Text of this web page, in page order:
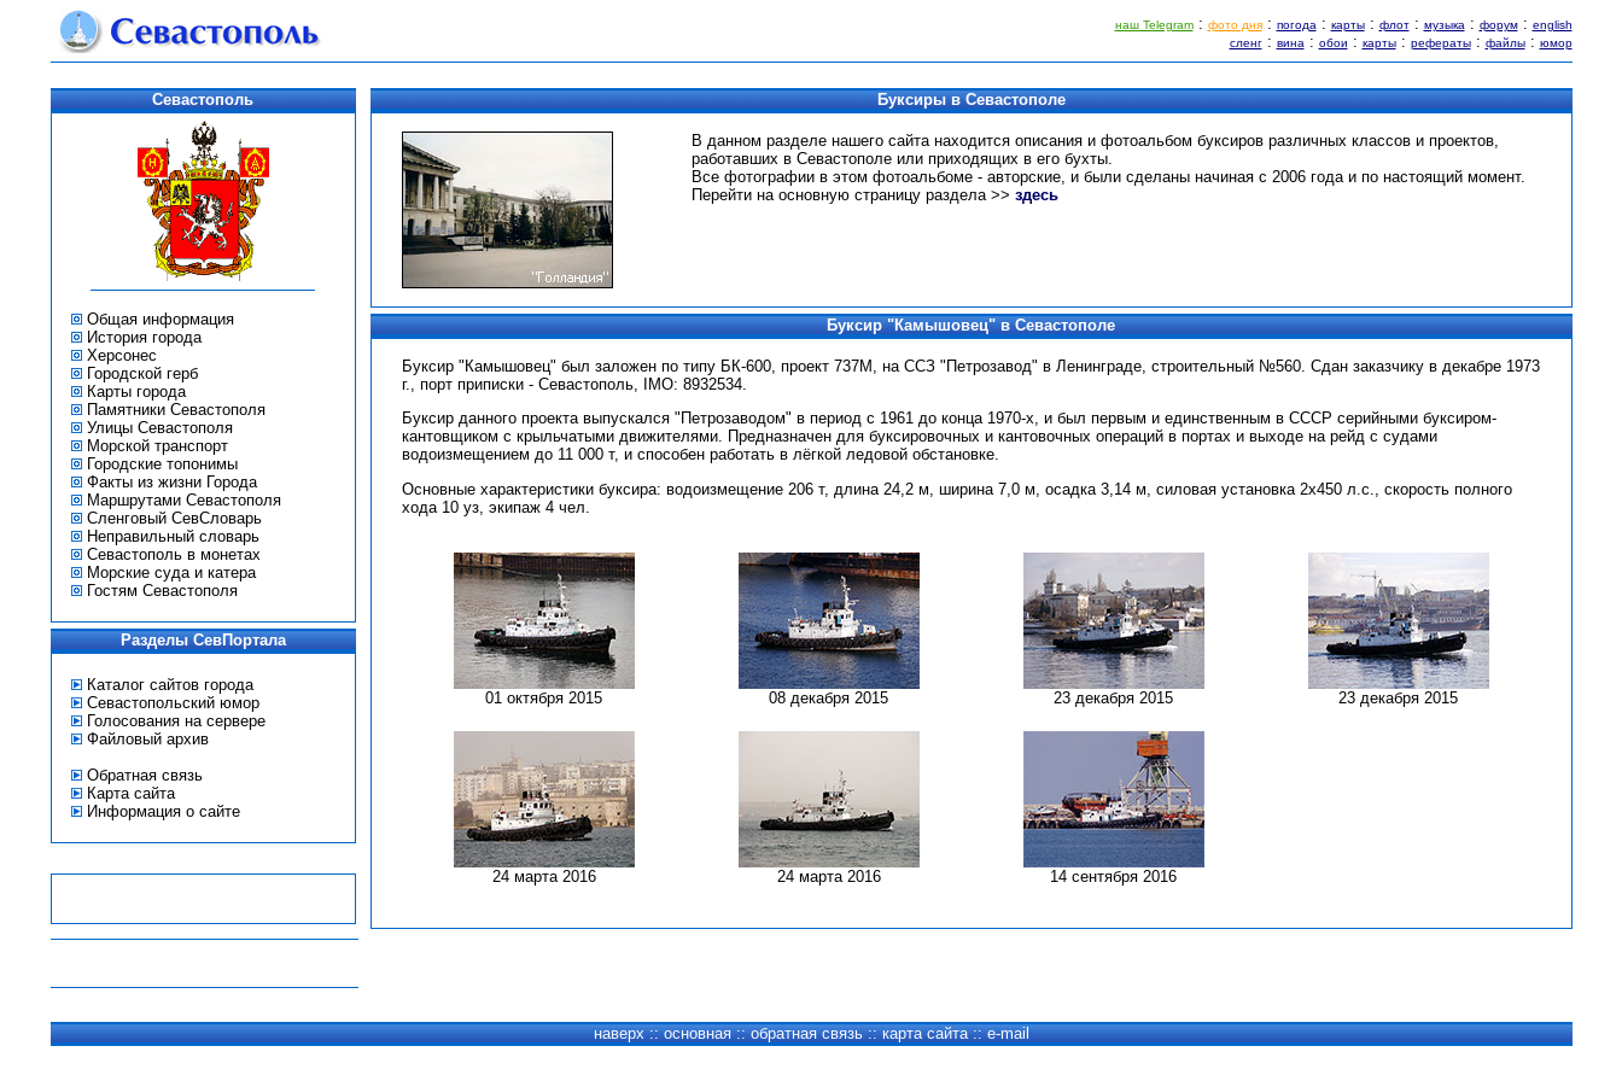
наш Telegram: фото дня: погода: карты: флот: музыка: форум: english
сленг: вина: обои : карты: рефераты: файлы: юмор
Севастополь
Общая информация
История города
Херсонес
Городской герб
Карты города
Памятники Севастополя
Улицы Севастополя
Морской транспорт
Городские топонимы
Факты из жизни Города
Маршрутами Севастополя
Сленговый СевСловарь
Неправильный словарь
Севастополь в монетах
Морские суда и катера
Гостям Севастополя
Разделы СевПортала
Каталог сайтов города
Севастопольский юмор
Голосования на сервере
Файловый архив
Обратная связь
Карта сайта
Информация о сайте
Буксиры в Севастополе
В данном разделе нашего сайта находится описания и фотоальбом буксиров различных классов и проектов,
работавших в Севастополе или приходящих в его бухты.
Все фотографии в этом фотоальбоме - авторские, и были сделаны начиная с 2006 года и по настоящий момент.
Перейти на основную страницу раздела >> здесь
Буксир"Камышовец" в Севастополе
Буксир "Камышовец" был заложен по типу БК-600, проект 737М, на ССЗ "Петрозавод" в Ленинграде, строительный №560. Сдан заказчику в декабре 1973
г., порт приписки - Севастополь, IMO: 8932534.
Буксир данного проекта выпускался "Петрозаводом" в период с 1961 до конца 1970-х, и был первым и единственным в СССР серийными буксиром-
кантовщиком с крыльчатыми движителями. Предназначен для буксировочных и кантовочных операций в портах и выходе на рейд с судами
водоизмещением до 11 000 т, и способен работать в лёгкой ледовой обстановке.
Основные характеристики буксира: водоизмещение 206 т, длина 24,2 м, ширина 7,0 м, осадка 3,14 м, силовая установка 2х450 л.с., скорость полного
хода 10 уз, экипаж 4 чел.
01 октября 2015 08 декабря 2015 23 декабря 2015 23 декабря 2015
24 марта 2016 24 марта 2016 14 сентября 2016
наверх ::основная ::обратная связь :: карта сайта::e-mail